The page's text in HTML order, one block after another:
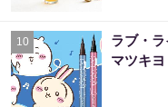
10
ラブ・
マツキヨ